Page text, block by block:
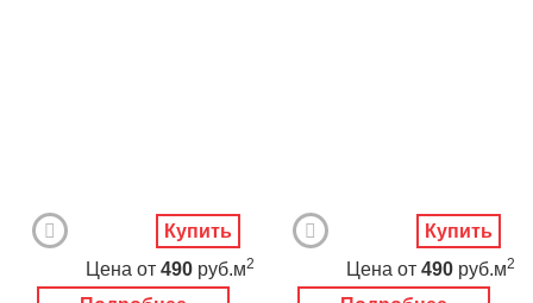
Цена от 490 руб.м2
Купить
Цена от 490 руб.м2
Купить